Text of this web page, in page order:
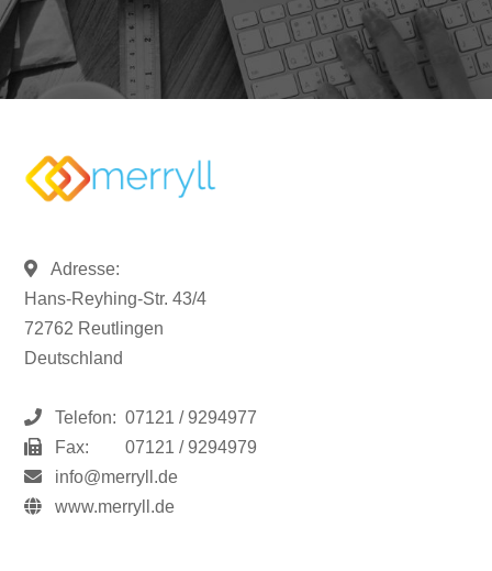
Adresse:
Hans-Reyhing-Str. 43/4
72762 Reutlingen
Deutschland
Telefon: 07121 / 9294977
Fax:
07121 / 9294979
info@merryll.de
www.merryll.de